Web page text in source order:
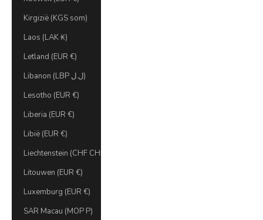
Kirgizië (KGS som)
Laos (LAK ₭)
Letland (EUR €)
Libanon (LBP ل.ل)
Lesotho (EUR €)
Liberia (EUR €)
Libië (EUR €)
Liechtenstein (CHF CHF)
Litouwen (EUR €)
Luxemburg (EUR €)
SAR Macau (MOP P)